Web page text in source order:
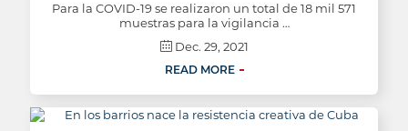
Para la COVID-19 se realizaron un total de 18 mil 571
muestras para la vigilancia …
Dec. 29, 2021
READ MORE